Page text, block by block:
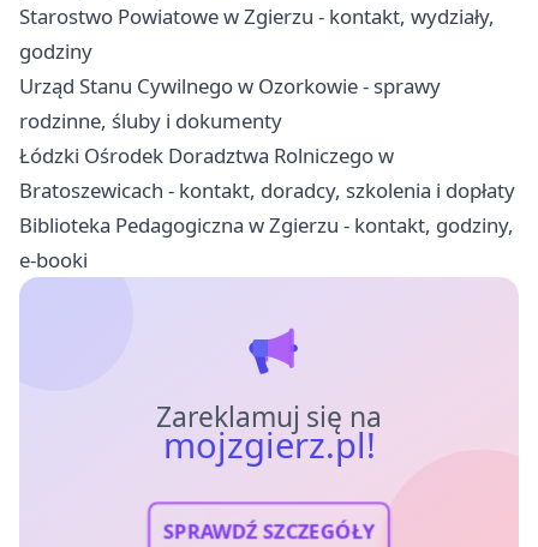
Starostwo Powiatowe w Zgierzu - kontakt, wydziały,
godziny
Urząd Stanu Cywilnego w Ozorkowie - sprawy
rodzinne, śluby i dokumenty
Łódzki Ośrodek Doradztwa Rolniczego w
Bratoszewicach - kontakt, doradcy, szkolenia i dopłaty
Biblioteka Pedagogiczna w Zgierzu - kontakt, godziny,
e-booki
Zareklamuj się na
mojzgierz.pl!
SPRAWDŹ SZCZEGÓŁY